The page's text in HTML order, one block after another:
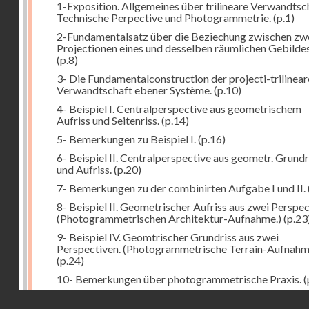
1-Exposition. Allgemeines über trilineare
Technische Perpective und Photogrammetrie. (p.1)
2-Fundamentalsatz über die Beziechung zwischen
Projectionen eines und desselben räumlichen
(p.8)
3- Die Fundamentalconstruction der projecti-
Verwandtschaft ebener Système. (p.10)
4- Beispiel I. Centralperspective aus geometrischem
Aufriss und Seitenriss. (p.14)
5- Bemerkungen zu Beispiel I. (p.16)
6- Beispiel II. Centralperspective aus geometr.
und Aufriss. (p.20)
7- Bemerkungen zu der combinirten Aufgabe I und II.
8- Beispiel II. Geometrischer Aufriss aus zwei
(Photogrammetrischen Architektur-Aufnahme.)
9- Beispiel IV. Geomtrischer Grundriss aus zwei
Perspectiven. (Photogrammetrische Terrain-
(p.24)
10- Bemerkungen über photogrammetrische Praxis.